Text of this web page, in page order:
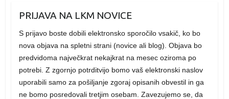
PRIJAVA NA LKM NOVICE
S prijavo boste dobili elektronsko sporočilo vsakič, ko bo
nova objava na spletni strani (novice ali blog). Objava bo
predvidoma največkrat nekajkrat na mesec oziroma po
potrebi. Z zgornjo potrditvijo bomo vaš elektronski naslov
uporabili samo za pošiljanje zgoraj opisanih obvestil in ga
ne bomo posredovali tretjim osebam. Zavezujemo se, da